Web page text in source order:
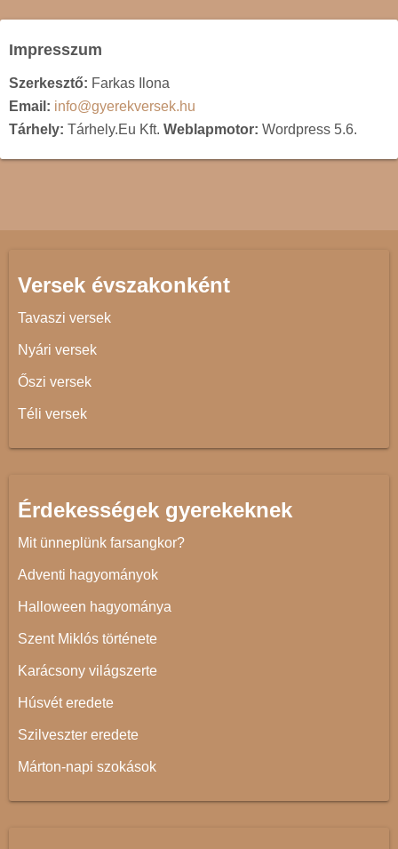
Impresszum
Szerkesztő: Farkas Ilona
Email: info@gyerekversek.hu
Tárhely: Tárhely.Eu Kft. Weblapmotor: Wordpress 5.6.
Versek évszakonként
Tavaszi versek
Nyári versek
Őszi versek
Téli versek
Érdekességek gyerekeknek
Mit ünneplünk farsangkor?
Adventi hagyományok
Halloween hagyománya
Szent Miklós története
Karácsony világszerte
Húsvét eredete
Szilveszter eredete
Márton-napi szokások